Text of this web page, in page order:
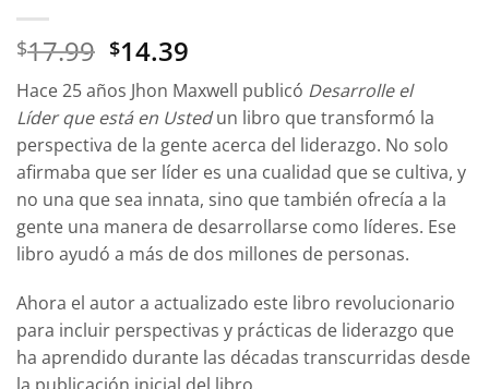
$17.99 El
precio
original
era:
$17.99.
$14.39
precio
actual
es:
$14.39.
Hace 25 años Jhon Maxwell publicó Desarrolle el
Líder que está en Ustedun libro que transformó la
perspectiva de la gente acerca del liderazgo. No solo
afirmaba que ser líder es una cualidad que se cultiva, y
no una que sea innata, sino que también ofrecía a la
gente una manera de desarrollarse como líderes. Ese
libro ayudó a más de dos millones de personas.
Ahora el autor a actualizado este libro revolucionario
para incluir perspectivas y prácticas de liderazgo que
ha aprendido durante las décadas transcurridas desde